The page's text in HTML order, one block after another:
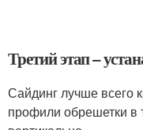
Третий этап –
Сайдинг лучше всего
профили обрешетки в